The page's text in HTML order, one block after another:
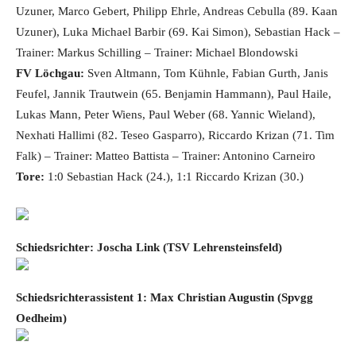
Uzuner, Marco Gebert, Philipp Ehrle, Andreas Cebulla (89. Kaan
Uzuner), Luka Michael Barbir (69. Kai Simon), Sebastian Hack –
Trainer: Markus Schilling – Trainer: Michael Blondowski
FV Löchgau: Sven Altmann, Tom Kühnle, Fabian Gurth, Janis
Feufel, Jannik Trautwein (65. Benjamin Hammann), Paul Haile,
Lukas Mann, Peter Wiens, Paul Weber (68. Yannic Wieland),
Nexhati Hallimi (82. Teseo Gasparro), Riccardo Krizan (71. Tim
Falk) – Trainer: Matteo Battista – Trainer: Antonino Carneiro
Tore: 1:0 Sebastian Hack (24.), 1:1 Riccardo Krizan (30.)
Schiedsrichter: Joscha Link (TSV Lehrensteinsfeld)
Schiedsrichterassistent 1: Max Christian Augustin (Spvgg
Oedheim)